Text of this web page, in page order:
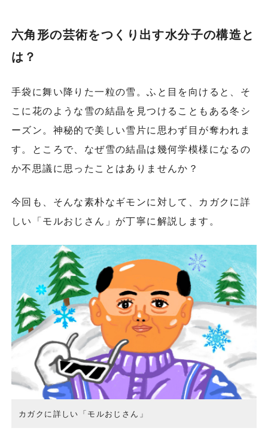
六角形の芸術をつくり出す水分子の構造と
は？
手袋に舞い降りた一粒の雪。ふと目を向けると、そ
こに花のような雪の結晶を見つけることもある冬シ
ーズン。神秘的で美しい雪片に思わず目が奪われま
す。ところで、なぜ雪の結晶は幾何学模様になるの
か不思議に思ったことはありませんか？
今回も、そんな素朴なギモンに対して、カガクに詳
しい「モルおじさん」が丁寧に解説します。
カガクに詳しい「モルおじさん」